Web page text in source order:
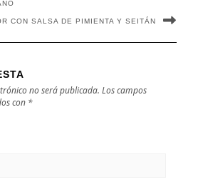
CON SALSA DE PIMIENTA Y SEITÁN
no será publicada. Los campos
con *